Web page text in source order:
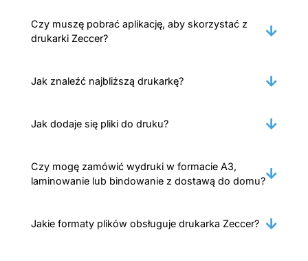
Czy muszę pobrać aplikację, aby skorzystać z
drukarki Zeccer?
Jak znaleźć najbliższą drukarkę?
Jak dodaje się pliki do druku?
Czy mogę zamówić wydruki w formacie A3,
laminowanie lub bindowanie z dostawą do domu?
Jakie formaty plików obsługuje drukarka Zeccer?